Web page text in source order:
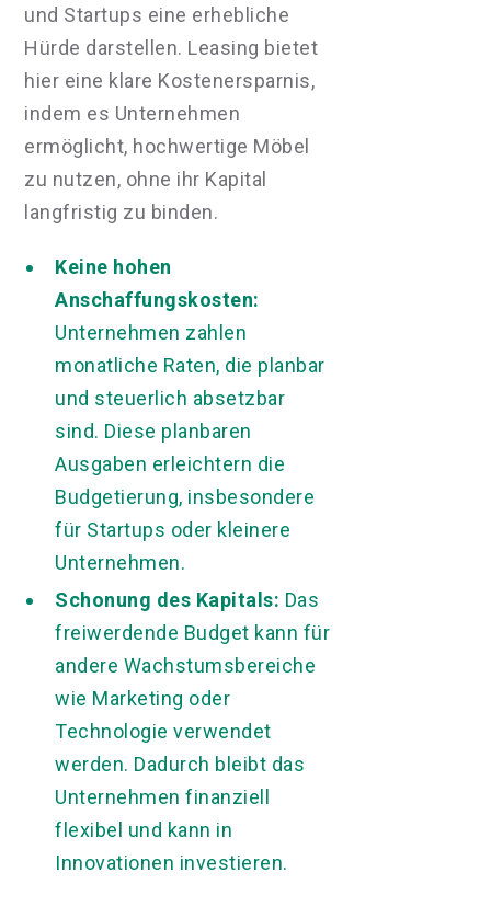
und Startups eine erhebliche
Hürde darstellen. Leasing bietet
hier eine klare Kostenersparnis,
indem es Unternehmen
ermöglicht, hochwertige Möbel
zu nutzen, ohne ihr Kapital
langfristig zu binden.
Keine hohen
Anschaffungskosten:
Unternehmen zahlen
monatliche Raten, die planbar
und steuerlich absetzbar
sind. Diese planbaren
Ausgaben erleichtern die
Budgetierung, insbesondere
für Startups oder kleinere
Unternehmen.
Schonung des Kapitals: Das
freiwerdende Budget kann für
andere Wachstumsbereiche
wie Marketing oder
Technologie verwendet
werden. Dadurch bleibt das
Unternehmen finanziell
flexibel und kann in
Innovationen investieren.